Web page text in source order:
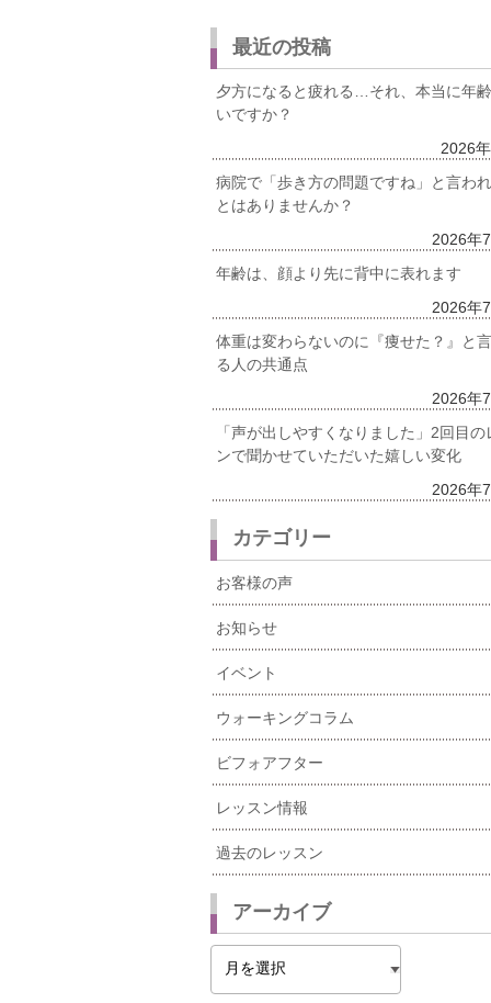
最近の投稿
夕方になると疲れる…それ、本当に年
いですか？
2026
病院で「歩き方の問題ですね」と言わ
とはありませんか？
2026年
年齢は、顔より先に背中に表れます
2026年
体重は変わらないのに『痩せた？』と
る人の共通点
2026年
「声が出しやすくなりました」2回目の
ンで聞かせていただいた嬉しい変化
2026年
カテゴリー
お客様の声
お知らせ
イベント
ウォーキングコラム
ビフォアフター
レッスン情報
過去のレッスン
アーカイブ